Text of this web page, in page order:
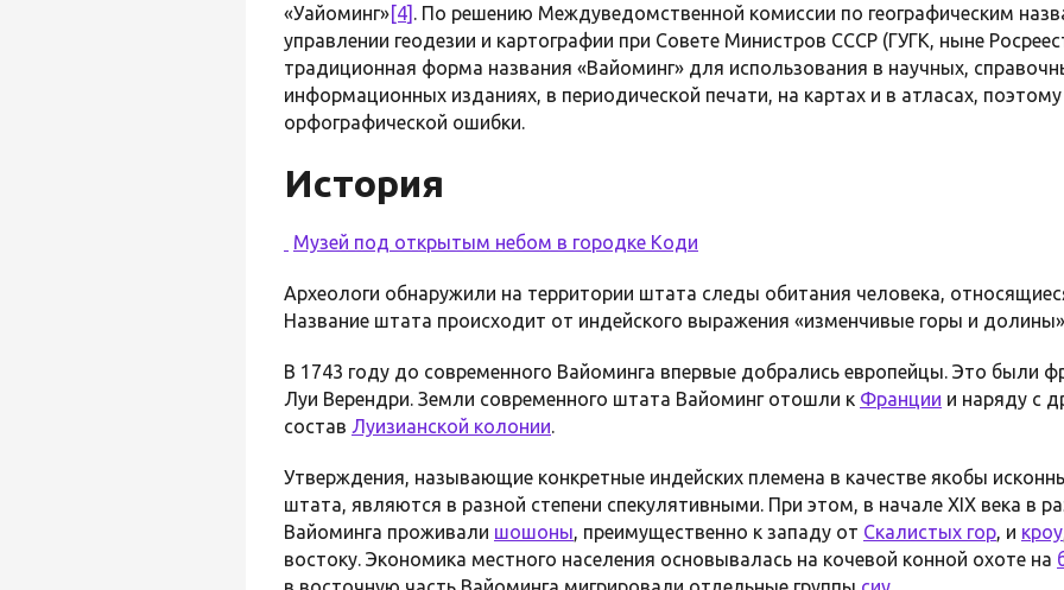
«Уайоминг»[4] . По решению Междуведомственной комиссии по географическим
управлении геодезии и картографии при Совете Министров СССР (ГУГК, ныне
традиционная форма названия «Вайоминг» для использования в научных,
информационных изданиях, в периодической печати, на картах и в атласах,
орфографической ошибки.
История
Музей под открытым небом в городке Коди
Археологи обнаружили на территории штата следы обитания человека,
Название штата происходит от индейского выражения «изменчивые горы и
В 1743 году до современного Вайоминга впервые добрались европейцы. Это были
Луи Верендри. Земли современного штата Вайоминг отошли к Франции и наряду с
состав Луизианской колонии.
Утверждения, называющие конкретные индейских племена в качестве якобы
штата, являются в разной степени спекулятивными. При этом, в начале XIX века в
Вайоминга проживали шошоны, преимущественно к западу от Скалистых гор, и кроу
востоку. Экономика местного населения основывалась на кочевой конной охоте на